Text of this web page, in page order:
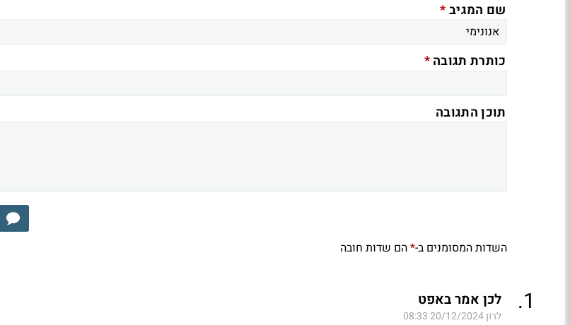
שם המגיב*
כותרת תגובה*
תוכן התגובה
השדות המסומנים ב-*הם שדות חובה
1
. לכן אמר באפט
לרון20/12/2024 08:33